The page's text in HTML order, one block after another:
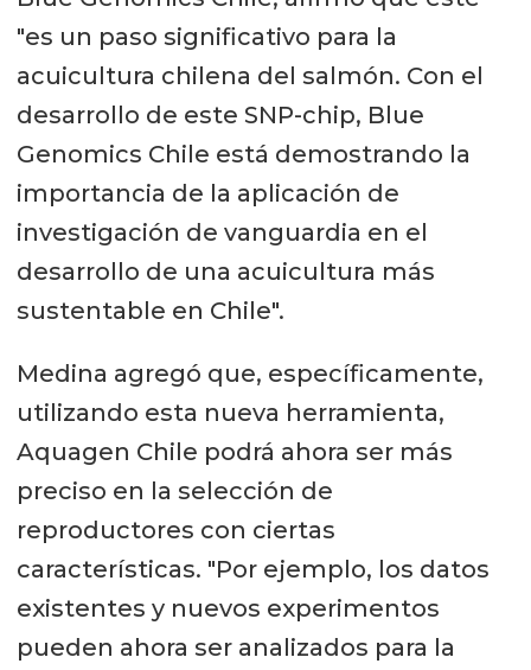
"es un paso significativo para la
acuicultura chilena del salmón. Con el
desarrollo de este SNP-chip, Blue
Genomics Chile está demostrando la
importancia de la aplicación de
investigación de vanguardia en el
desarrollo de una acuicultura más
sustentable en Chile".
Medina agregó que, específicamente,
utilizando esta nueva herramienta,
Aquagen Chile podrá ahora ser más
preciso en la selección de
reproductores con ciertas
características. "Por ejemplo, los datos
existentes y nuevos experimentos
pueden ahora ser analizados para la